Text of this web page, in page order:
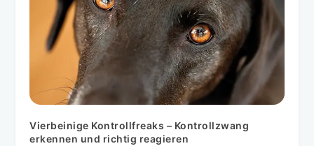
Vierbeinige Kontrollfreaks – Kontrollzwang
erkennen und richtig reagieren